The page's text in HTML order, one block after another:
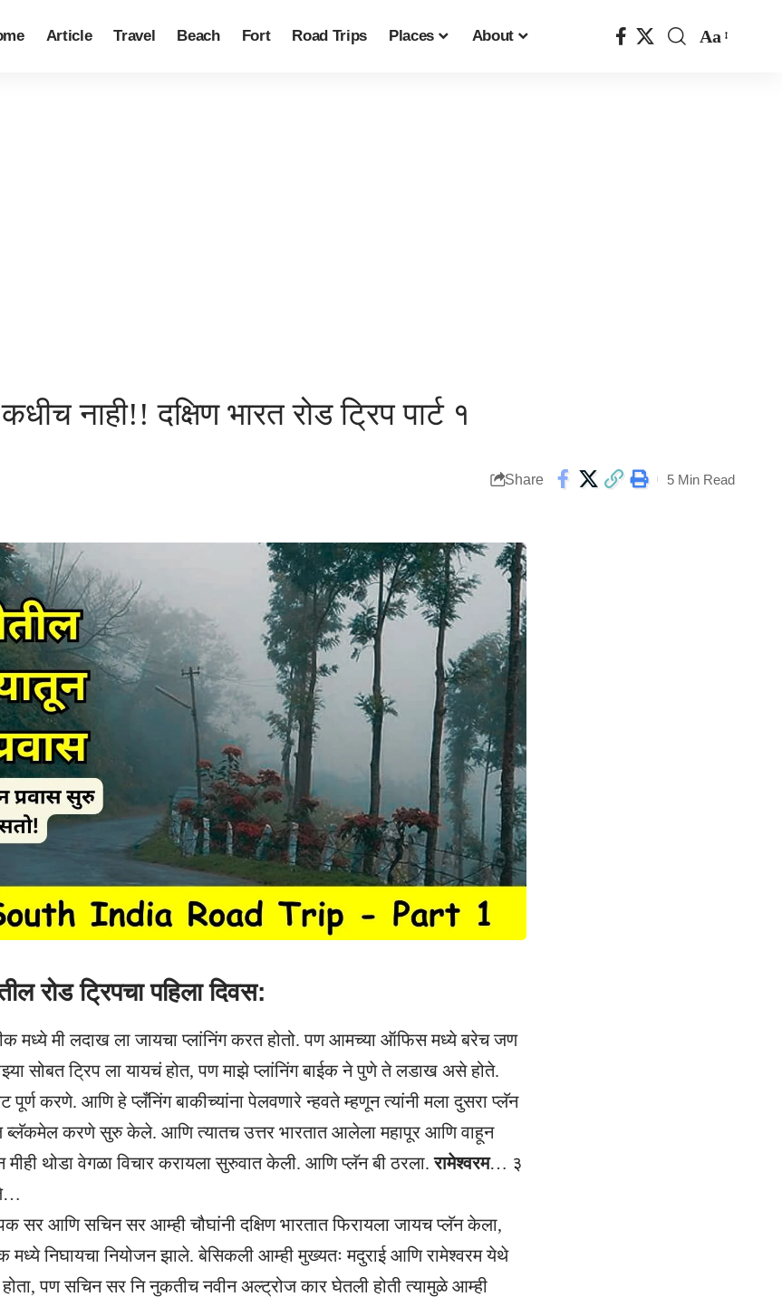
Article Travel Beach Fort Road Trips Places About Aa
नाही!! दक्षिण भारत रोड ट्रिप पार्ट १
Share 5 Min Read
रोड ट्रिपचा पहिला दिवस:
मध्ये मीलदाखला जायचा प्लांनिंग करत होतो. पण आमच्या ऑफिस मध्ये बरेच जण
सोबत ट्रिप ला यायचं होत, पण माझे प्लांनिंग बाईक ने पुणे ते लडाख असे होते.
पूर्ण करणे. आणि हे प्लँनिंग बाकीच्यांना पेलवणारे न्हवते म्हणून त्यांनी मला दुसरा प्लॅन
ब्लॅकमेल करणे सुरु केले. आणि त्यातच उत्तर भारतात आलेला महापूर आणि वाहून
थोडा वेगळा विचार करायला सुरुवात केली. आणि प्लॅन बी ठरला.रामेश्वरम… ३
सर आणि सचिन सर आम्ही चौघांनी दक्षिण भारतात फिरायला जायच प्लॅन केला,
मध्ये निघायचा नियोजन झाले. बेसिकली आम्ही मुख्यतः मदुराई आणि रामेश्वरम येथे
पण सचिन सर नि नुकतीच नवीन अल्ट्रोज कार घेतली होती त्यामुळे आम्ही